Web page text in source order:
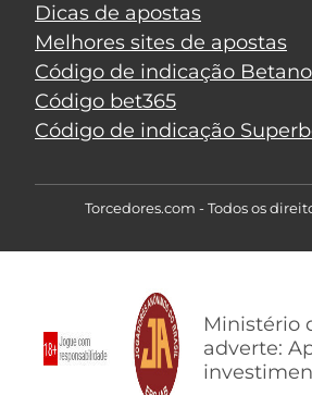
Dicas de apostas
Melhores sites de apostas
Código de indicação Betano
Código bet365
Código de indicação
Torcedores.com - Todos os
Ministério
adverte: